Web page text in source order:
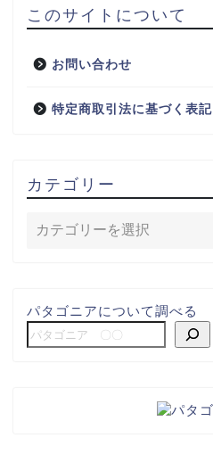
このサイトについて
お問い合わせ
特定商取引法に基づく表記
カテゴリー
パタゴニアについて調べる